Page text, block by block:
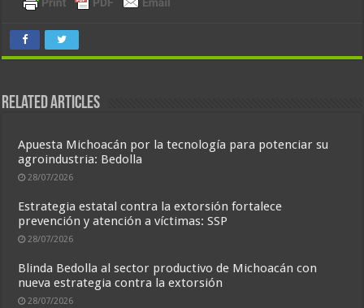
Related Articles
Apuesta Michoacán por la tecnología para potenciar su
agroindustria: Bedolla
28/07/2026
Estrategia estatal contra la extorsión fortalece
prevención y atención a víctimas: SSP
28/07/2026
Blinda Bedolla al sector productivo de Michoacán con
nueva estrategia contra la extorsión
28/07/2026